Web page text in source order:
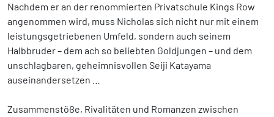
Nachdem er an der renommierten Privatschule Kings Row
angenommen wird, muss Nicholas sich nicht nur mit einem
leistungsgetriebenen Umfeld, sondern auch seinem
Halbbruder – dem ach so beliebten Goldjungen – und dem
unschlagbaren, geheimnisvollen Seiji Katayama
auseinandersetzen …
Zusammenstöße, Rivalitäten und Romanzen zwischen